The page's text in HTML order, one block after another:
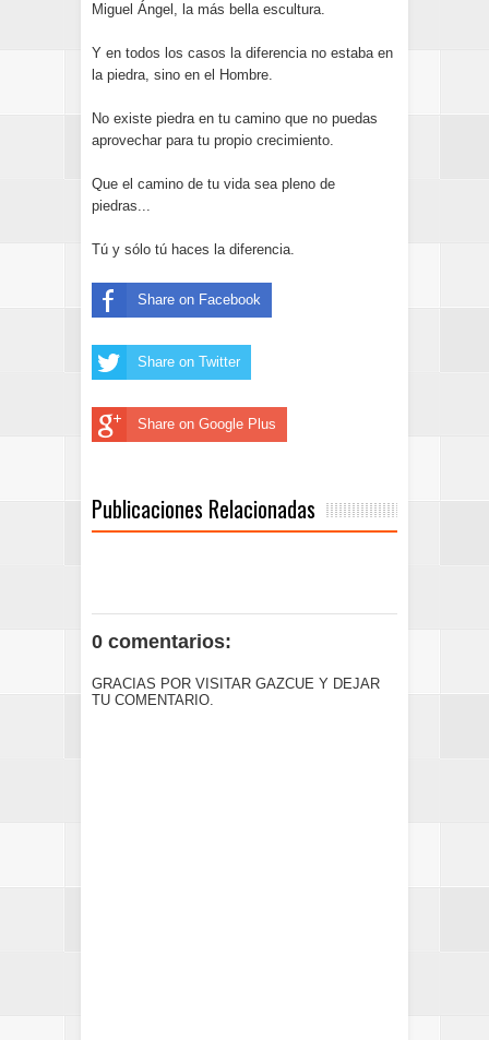
Miguel Ángel, la más bella escultura.
Y en todos los casos la diferencia no estaba en
la piedra, sino en el Hombre.
No existe piedra en tu camino que no puedas
aprovechar para tu propio crecimiento.
Que el camino de tu vida sea pleno de
piedras...
Tú y sólo tú haces la diferencia.
Share on Facebook
Share on Twitter
Share on Google Plus
Publicaciones Relacionadas
0 comentarios:
GRACIAS POR VISITAR GAZCUE Y DEJAR
TU COMENTARIO.